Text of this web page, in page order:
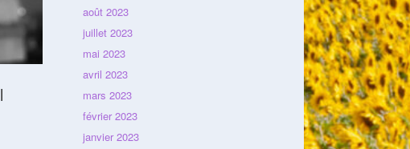
août 2023
juillet 2023
mai 2023
avril 2023
mars 2023
février 2023
janvier 2023